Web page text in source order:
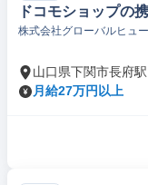
ドコモショップの
株式会社グローバルヒュ
山口県下関市長府駅
月給27万円以上